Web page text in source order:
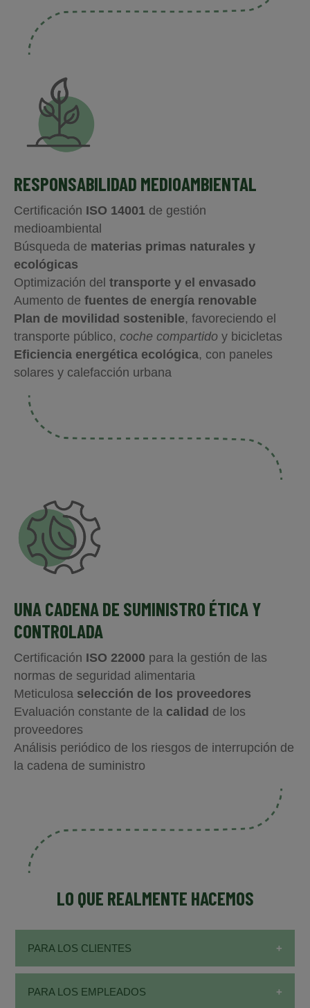
RESPONSABILIDAD MEDIOAMBIENTAL
Certificación ISO 14001 de gestión
medioambiental
Búsqueda de materias primas naturales y
ecológicas
Optimización del transporte y el envasado
Aumento de fuentes de energía renovable
Plan de movilidad sostenible, favoreciendo el
transporte público, coche compartido y bicicletas
Eficiencia energética ecológica, con paneles
solares y calefacción urbana
UNA CADENA DE SUMINISTRO ÉTICA Y
CONTROLADA
Certificación ISO 22000 para la gestión de las
normas de seguridad alimentaria
Meticulosa selección de los proveedores
Evaluación constante de la calidad de los
proveedores
Análisis periódico de los riesgos de interrupción de
la cadena de suministro
LO QUE REALMENTE HACEMOS
PARA LOS CLIENTES
Productos y soluciones para
PARA LOS EMPLEADOS